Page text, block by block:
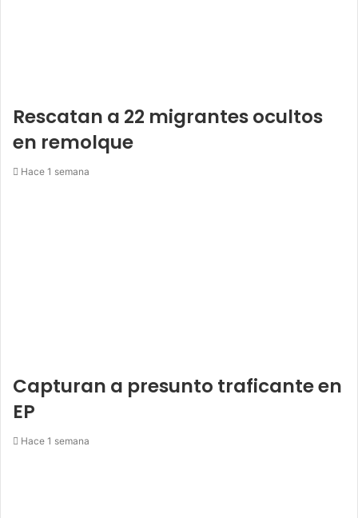
Rescatan a 22 migrantes ocultos
en remolque
Hace 1 semana
Capturan a presunto traficante en
EP
Hace 1 semana